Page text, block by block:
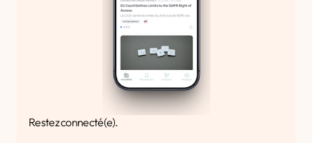
Restez connecté(e).